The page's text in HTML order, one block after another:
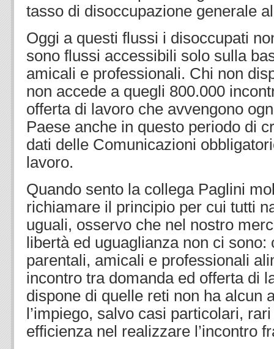
tasso di disoccupazione generale
Oggi a questi flussi i disoccupati
sono flussi accessibili solo sulla
amicali e professionali. Chi non
non accede a quegli 800.000
offerta di lavoro che avvengono
Paese anche in questo periodo di
dati delle Comunicazioni
lavoro.
Quando sento la collega Paglini
richiamare il principio per cui tutti
uguali, osservo che nel nostro
libertà ed uguaglianza non ci
parentali, amicali e professionali
incontro tra domanda ed offerta di
dispone di quelle reti non ha alcun
l’impiego, salvo casi particolari,
efficienza nel realizzare l’incontro